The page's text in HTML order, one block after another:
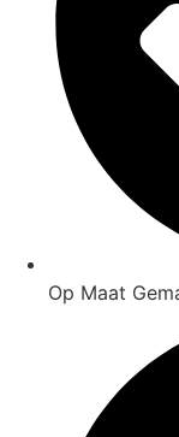
Op Maat